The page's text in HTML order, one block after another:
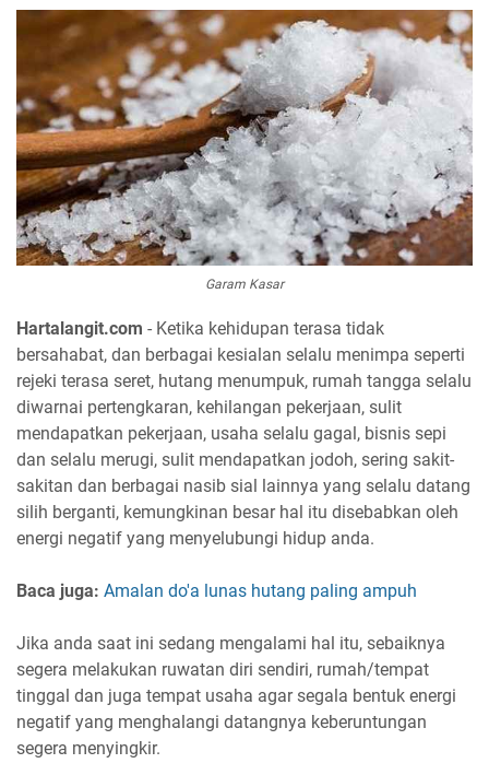
Garam Kasar
Hartalangit.com - Ketika kehidupan terasa tidak
bersahabat, dan berbagai kesialan selalu menimpa seperti
rejeki terasa seret, hutang menumpuk, rumah tangga selalu
diwarnai pertengkaran, kehilangan pekerjaan, sulit
mendapatkan pekerjaan, usaha selalu gagal, bisnis sepi
dan selalu merugi, sulit mendapatkan jodoh, sering sakit-
sakitan dan berbagai nasib sial lainnya yang selalu datang
silih berganti, kemungkinan besar hal itu disebabkan oleh
energi negatif yang menyelubungi hidup anda.
Baca juga: Amalan do'a lunas hutang paling ampuh
Jika anda saat ini sedang mengalami hal itu, sebaiknya
segera melakukan ruwatan diri sendiri, rumah/tempat
tinggal dan juga tempat usaha agar segala bentuk energi
negatif yang menghalangi datangnya keberuntungan
segera menyingkir.